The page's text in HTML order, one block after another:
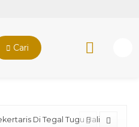
Cari
Di Tegal Tugu Bali"